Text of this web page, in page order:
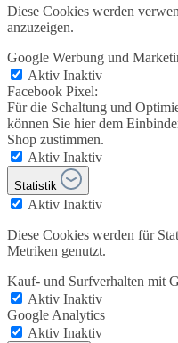
Diese Cookies werden
anzuzeigen.
Google Werbung und
Aktiv Inaktiv
Facebook Pixel:
Für die Schaltung und
können Sie hier dem
Shop zustimmen.
Aktiv Inaktiv
Statistik
Aktiv Inaktiv
Diese Cookies werden für
Metriken genutzt.
Kauf- und Surfverhalten mit
Aktiv Inaktiv
Google Analytics
Aktiv Inaktiv